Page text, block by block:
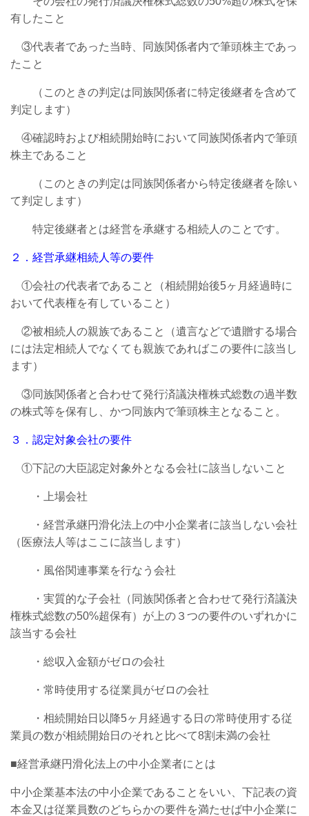
有したこと
③代表者であった当時、同族関係者内で筆頭株主であっ
たこと
（このときの判定は同族関係者に特定後継者を含めて
判定します）
④確認時および相続開始時において同族関係者内で筆頭
株主であること
（このときの判定は同族関係者から特定後継者を除い
て判定します）
特定後継者とは経営を承継する相続人のことです。
２．経営承継相続人等の要件
①会社の代表者であること（相続開始後5ヶ月経過時に
おいて代表権を有していること）
②被相続人の親族であること（遺言などで遺贈する場合
には法定相続人でなくても親族であればこの要件に該当し
ます）
③同族関係者と合わせて発行済議決権株式総数の過半数
の株式等を保有し、かつ同族内で筆頭株主となること。
３．認定対象会社の要件
①下記の大臣認定対象外となる会社に該当しないこと
・上場会社
・経営承継円滑化法上の中小企業者に該当しない会社
（医療法人等はここに該当します）
・風俗関連事業を行なう会社
・実質的な子会社（同族関係者と合わせて発行済議決
権株式総数の50%超保有）が上の３つの要件のいずれかに
該当する会社
・総収入金額がゼロの会社
・常時使用する従業員がゼロの会社
・相続開始日以降5ヶ月経過する日の常時使用する従
業員の数が相続開始日のそれと比べて8割未満の会社
■経営承継円滑化法上の中小企業者にとは
中小企業基本法の中小企業であることをいい、下記表の資
本金又は従業員数のどちらかの要件を満たせば中小企業に